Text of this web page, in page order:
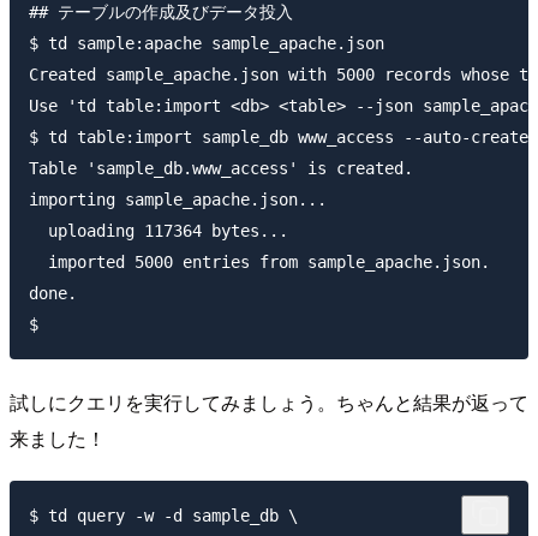
## テーブルの作成及びデータ投入
$ td sample:apache sample_apache.json
Created sample_apache.json with 5000 records
Use 'td table:import <db> <table> --json
$ td table:import sample_db www_access --auto-
Table 'sample_db.www_access' is created.
importing sample_apache.json...
  uploading 117364 bytes...
  imported 5000 entries from sample_apache.json.
done.
試しにクエリを実行してみましょう。ちゃんと結果が返って
来ました！
$ td query -w -d sample_db \